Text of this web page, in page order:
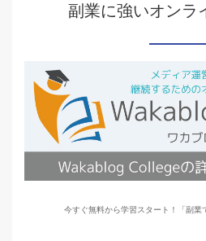
副業に強いオンラ
今すぐ無料から学習スタート！「副業